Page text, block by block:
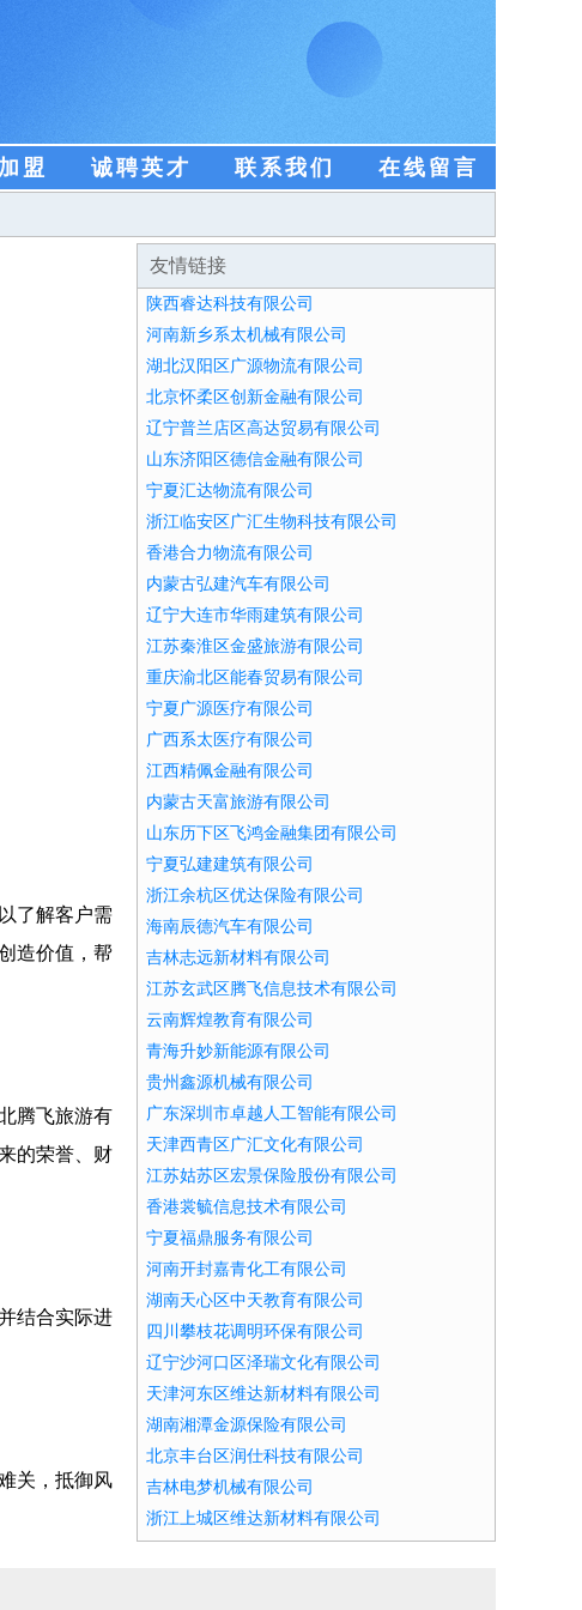
盟 诚聘英才 联系我们 在线留言
了解客户需
造价值，帮
腾飞旅游有
的荣誉、财
结合实际进
关，抵御风
友情链接
陕西睿达科技有限公司
河南新乡系太机械有限公司
湖北汉阳区广源物流有限公司
北京怀柔区创新金融有限公司
辽宁普兰店区高达贸易有限公司
山东济阳区德信金融有限公司
宁夏汇达物流有限公司
浙江临安区广汇生物科技有限公司
香港合力物流有限公司
内蒙古弘建汽车有限公司
辽宁大连市华雨建筑有限公司
江苏秦淮区金盛旅游有限公司
重庆渝北区能春贸易有限公司
宁夏广源医疗有限公司
广西系太医疗有限公司
江西精佩金融有限公司
内蒙古天富旅游有限公司
山东历下区飞鸿金融集团有限公司
宁夏弘建建筑有限公司
浙江余杭区优达保险有限公司
海南辰德汽车有限公司
吉林志远新材料有限公司
江苏玄武区腾飞信息技术有限公司
云南辉煌教育有限公司
青海升妙新能源有限公司
贵州鑫源机械有限公司
广东深圳市卓越人工智能有限公司
天津西青区广汇文化有限公司
江苏姑苏区宏景保险股份有限公司
香港裳毓信息技术有限公司
宁夏福鼎服务有限公司
河南开封嘉青化工有限公司
湖南天心区中天教育有限公司
四川攀枝花调明环保有限公司
辽宁沙河口区泽瑞文化有限公司
天津河东区维达新材料有限公司
湖南湘潭金源保险有限公司
北京丰台区润仕科技有限公司
吉林电梦机械有限公司
浙江上城区维达新材料有限公司